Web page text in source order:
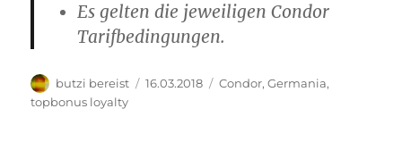
Es gelten die jeweiligen Condor
Tarifbedingungen.
Autor
butzi bereist
Veröffentlicht
16.03.2018 Kategorien
Condor,Germania,
topbonus loyalty